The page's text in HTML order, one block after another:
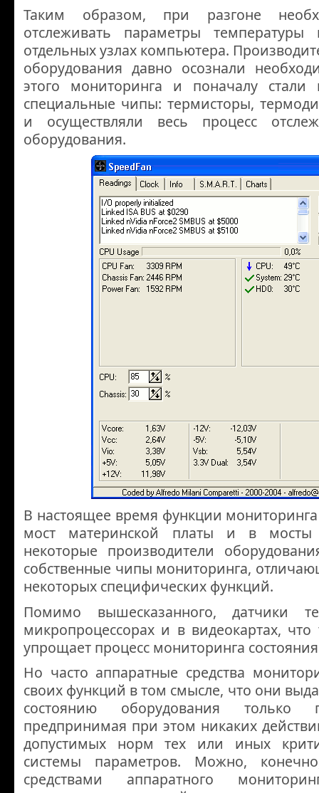
Таким образом, при разгоне
отслеживать параметры
отдельных узлах компьютера.
оборудования давно осознали
этого мониторинга и поначалу стали
специальные чипы: термисторы,
и осуществляли весь процесс
оборудования.
В настоящее время функции
мост материнской платы и в мосты
некоторые производители
собственные чипы мониторинга,
некоторых специфических функций.
Помимо вышесказанного, датчики
микропроцессорах и в видеокартах, что
упрощает процесс мониторинга
Но часто аппаратные средства
своих функций в том смысле, что они
состоянию оборудования
предпринимая при этом никаких
допустимых норм тех или иных
системы параметров. Можно,
средствами аппаратного